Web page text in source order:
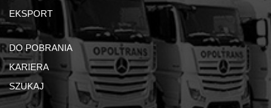
EKSPORT
DO POBRANIA
KARIERA
SZUKAJ